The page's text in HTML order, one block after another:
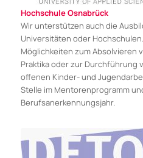
Hochschule Osnabrück
Wir unterstützen auch die
Universitäten oder
Möglichkeiten zum Absolvieren
Praktika oder zur Durchführung
offenen Kinder- und
Stelle im Mentorenprogramm
Berufsanerkennungsjahr.